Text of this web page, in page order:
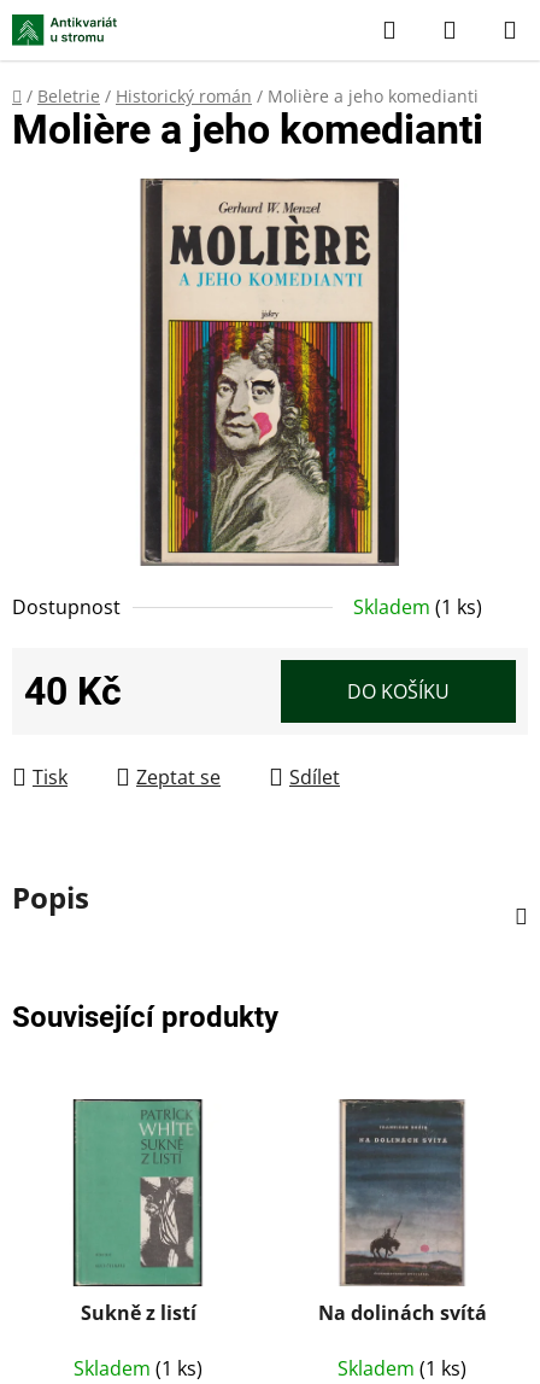
Přejít
na
obsah
Hledat
KOŠÍK
Domů
/ Beletrie / Historický román / Molière a jeho komedianti
Dostupnost Skladem (1 ks)
40 Kč DO KOŠÍKU
Tisk Zeptat se Sdílet
Molière a jeho komedianti
Popis
Související produkty
Sukně z listí
Skladem (1 ks)
Na dolinách svítá
Skladem (1 ks)